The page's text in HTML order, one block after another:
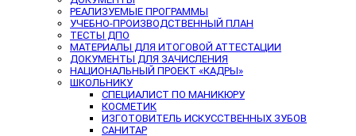
РЕАЛИЗУЕМЫЕ ПРОГРАММЫ
УЧЕБНО-ПРОИЗВОДСТВЕННЫЙ ПЛАН
ТЕСТЫ ДПО
МАТЕРИАЛЫ ДЛЯ ИТОГОВОЙ АТТЕСТАЦИИ
ДОКУМЕНТЫ ДЛЯ ЗАЧИСЛЕНИЯ
НАЦИОНАЛЬНЫЙ ПРОЕКТ «КАДРЫ»
ШКОЛЬНИКУ
СПЕЦИАЛИСТ ПО МАНИКЮРУ
КОСМЕТИК
ИЗГОТОВИТЕЛЬ ИСКУССТВЕННЫХ ЗУБОВ
САНИТАР